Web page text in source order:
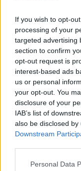
If you wish to opt-
processing of your
targeted advertising
section to confirm
opt-out request is
interest-based ads
us or personal
your opt-out. You
disclosure of your
IAB’s list of
also be disclosed
Downstream
Personal Data
Via
Castronno
Redazione
Noi della redazione
l'informazione del
sempre in prima